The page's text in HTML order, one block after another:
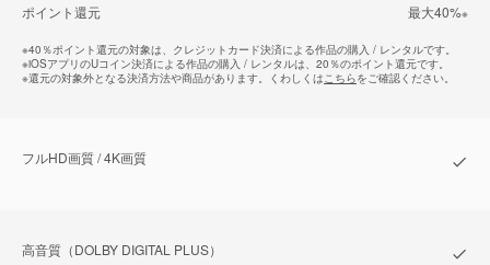
ポイント還元 最⼤40%※
※40％ポイント還元の対象は、クレジットカード決済による作品の購入 / レンタルです。
※iOSアプリのUコイン決済による作品の購入 / レンタルは、20％のポイント還元です。
※還元の対象外となる決済方法や商品があります。くわしくはこちらをご確認ください。
フルHD画質 / 4K画質
⾼⾳質（DOLBY DIGITAL PLUS）